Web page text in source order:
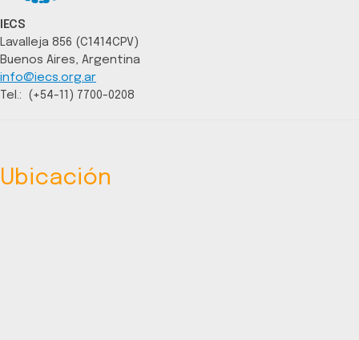
IECS
Lavalleja 856 (C1414CPV)
Buenos Aires, Argentina
info@iecs.org.ar
Tel.: (+54-11) 7700-0208
Ubicación